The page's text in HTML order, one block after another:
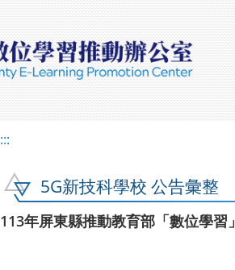
:::
5G新技科學校 公告彙整
113年屏東縣推動教育部「數位學習